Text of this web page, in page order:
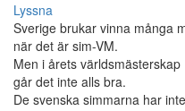
Lyssna
Sverige brukar vinna många
när det är sim-VM.
Men i årets världsmästerskap
går det inte alls bra.
De svenska simmarna har